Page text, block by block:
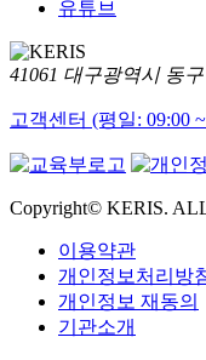
유튜브
41061 대구광역시 동
고객센터 (평일: 09:00
Copyright© KERIS.
이용약관
개인정보처리방
개인정보 재동의
기관소개